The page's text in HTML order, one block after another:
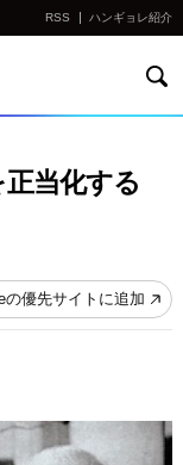
RSS ハンギョレ紹介
正当化する
の優先サイトに追加